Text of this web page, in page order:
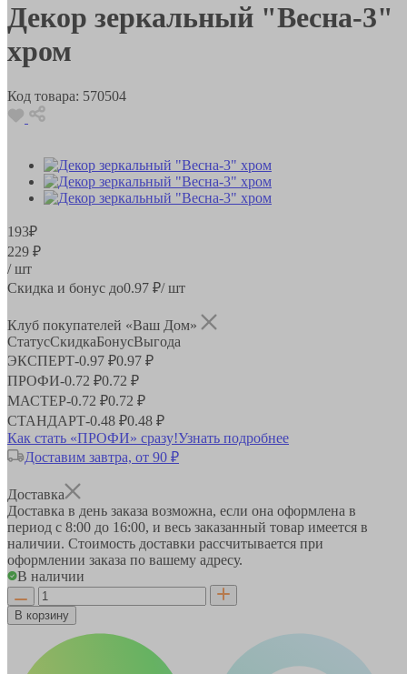
Декор зеркальный "Весна-3"
хром
Код товара: 570504
193₽
229 ₽
/ шт
Скидка и бонус до0.97 ₽/ шт
Клуб покупателей «Ваш Дом»
СтатусСкидкаБонусВыгода
ЭКСПЕРТ-0.97 ₽0.97 ₽
ПРОФИ-0.72 ₽0.72 ₽
МАСТЕР-0.72 ₽0.72 ₽
СТАНДАРТ-0.48 ₽0.48 ₽
Как стать «ПРОФИ» сразу!Узнать подробнее
Доставим завтра, от 90 ₽
Доставка
Доставка в день заказа возможна, если она оформлена в
период с 8:00 до 16:00, и весь заказанный товар имеется в
наличии. Стоимость доставки рассчитывается при
оформлении заказа по вашему адресу.
В наличии
В корзину